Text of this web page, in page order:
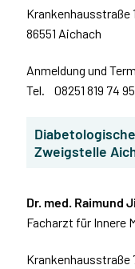
Krankenhausstraße
86551 Aichach
Anmeldung und
Tel. 08251 819 74 95
Zweigstelle
Dr. med. Raimund
Facharzt für Innere
Krankenhausstraße